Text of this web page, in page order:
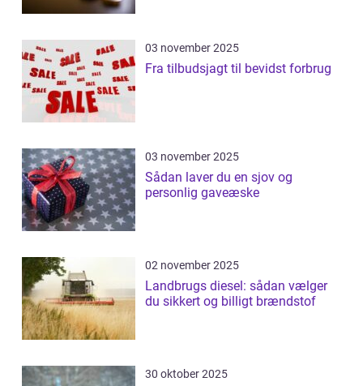
03 november 2025
Fra tilbudsjagt til bevidst forbrug
03 november 2025
Sådan laver du en sjov og
personlig gaveæske
02 november 2025
Landbrugs diesel: sådan vælger
du sikkert og billigt brændstof
30 oktober 2025